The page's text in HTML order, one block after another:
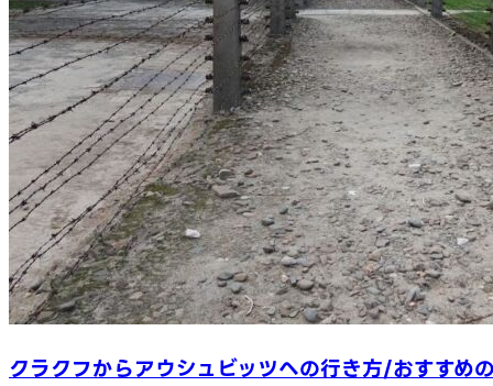
クラクフからアウシュビッツへの行き方/おすすめ